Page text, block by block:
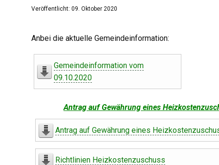
Veröffentlicht: 09. Oktober 2020
Anbei die aktuelle Gemeindeinformation:
Gemeindeinformation vom
09.10.2020
Antrag auf Gewährung eines
Antrag auf Gewährung eines
Richtlinien Heizkostenzuschuss